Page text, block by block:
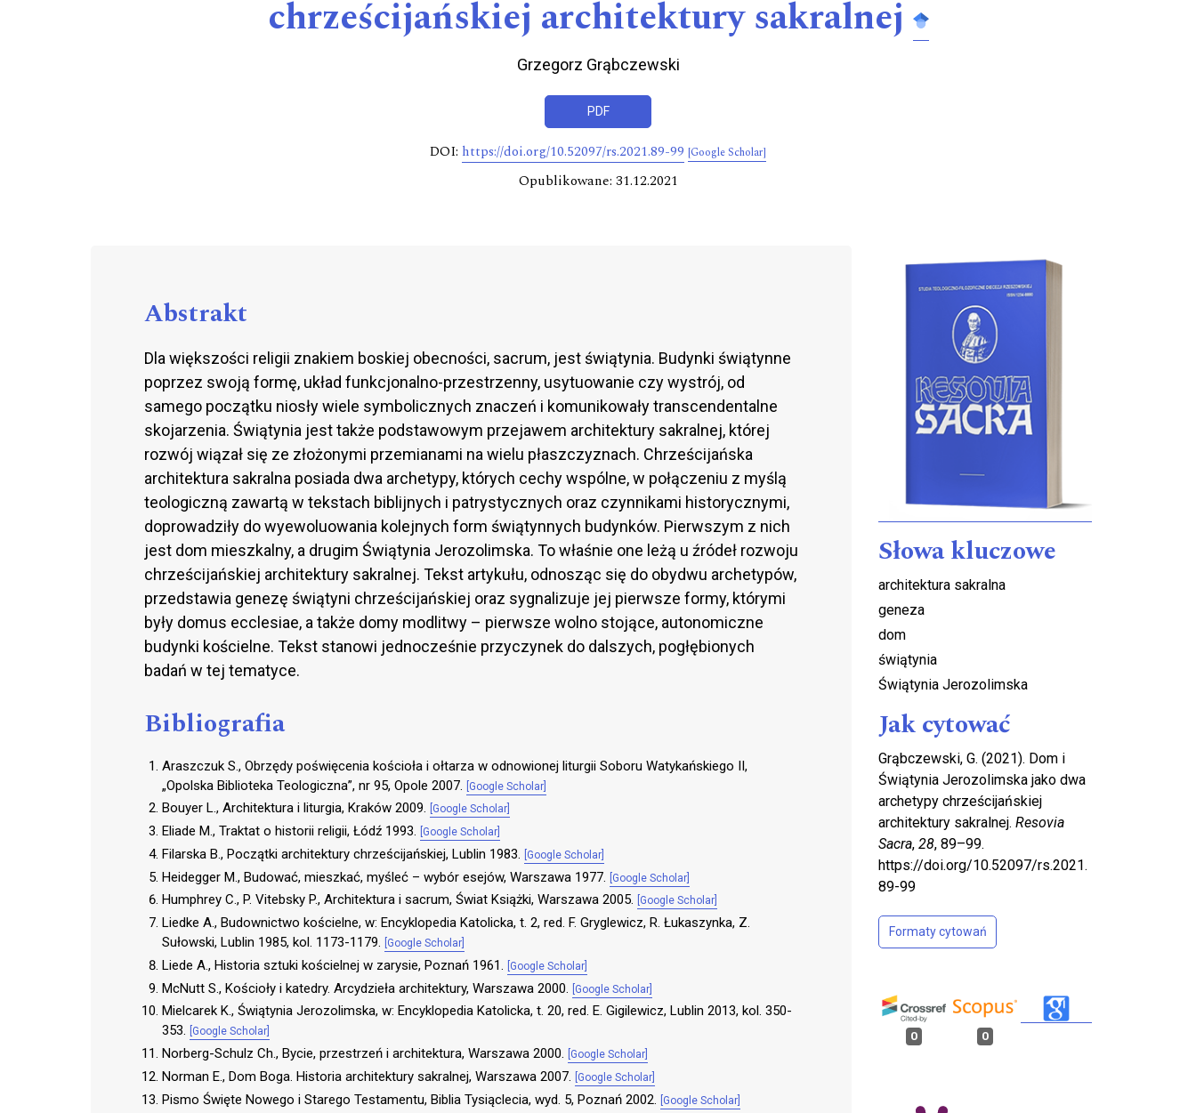
chrześcijańskiej architektury sakralnej
Grzegorz Grąbczewski
PDF
DOI: https://doi.org/10.52097/rs.2021.89-99 [Google Scholar]
Opublikowane: 31.12.2021
Abstrakt
Dla większości religii znakiem boskiej obecności, sacrum, jest świątynia. Budynki świątynne
poprzez swoją formę, układ funkcjonalno-przestrzenny, usytuowanie czy wystrój, od
samego początku niosły wiele symbolicznych znaczeń i komunikowały transcendentalne
skojarzenia. Świątynia jest także podstawowym przejawem architektury sakralnej, której
rozwój wiązał się ze złożonymi przemianami na wielu płaszczyznach. Chrześcijańska
architektura sakralna posiada dwa archetypy, których cechy wspólne, w połączeniu z myślą
teologiczną zawartą w tekstach biblijnych i patrystycznych oraz czynnikami historycznymi,
doprowadziły do wyewoluowania kolejnych form świątynnych budynków. Pierwszym z nich
jest dom mieszkalny, a drugim Świątynia Jerozolimska. To właśnie one leżą u źródeł rozwoju
chrześcijańskiej architektury sakralnej. Tekst artykułu, odnosząc się do obydwu archetypów,
przedstawia genezę świątyni chrześcijańskiej oraz sygnalizuje jej pierwsze formy, którymi
były domus ecclesiae, a także domy modlitwy – pierwsze wolno stojące, autonomiczne
budynki kościelne. Tekst stanowi jednocześnie przyczynek do dalszych, pogłębionych
badań w tej tematyce.
Bibliografia
Araszczuk S., Obrzędy poświęcenia kościoła i ołtarza w odnowionej liturgii Soboru Watykańskiego II,
„Opolska Biblioteka Teologiczna”, nr 95, Opole 2007.
[Google Scholar]
Bouyer L., Architektura i liturgia, Kraków 2009. [Google Scholar]
Eliade M., Traktat o historii religii, Łódź 1993. [Google Scholar]
Filarska B., Początki architektury chrześcijańskiej, Lublin 1983. [Google Scholar]
Heidegger M., Budować, mieszkać, myśleć – wybór esejów, Warszawa 1977. [Google Scholar]
Humphrey C., P. Vitebsky P., Architektura i sacrum, Świat Książki, Warszawa 2005. [Google Scholar]
Liedke A., Budownictwo kościelne, w: Encyklopedia Katolicka, t. 2, red. F. Gryglewicz, R. Łukaszynka, Z.
Sułowski, Lublin 1985, kol. 1173-1179.
[Google Scholar]
Liede A., Historia sztuki kościelnej w zarysie, Poznań 1961. [Google Scholar]
McNutt S., Kościoły i katedry. Arcydzieła architektury, Warszawa 2000. [Google Scholar]
Mielcarek K., Świątynia Jerozolimska, w: Encyklopedia Katolicka, t. 20, red. E. Gigilewicz, Lublin 2013, kol. 350-
353.
[Google Scholar]
Norberg-Schulz Ch., Bycie, przestrzeń i architektura, Warszawa 2000. [Google Scholar]
Norman E., Dom Boga. Historia architektury sakralnej, Warszawa 2007. [Google Scholar]
Pismo Święte Nowego i Starego Testamentu, Biblia Tysiąclecia, wyd. 5, Poznań 2002. [Google Scholar]
Cover image
Słowa kluczowe
architektura sakralna
geneza
dom
świątynia
Świątynia Jerozolimska
Jak cytować
Grąbczewski, G. (2021). Dom i
Świątynia Jerozolimska jako dwa
archetypy chrześcijańskiej
architektury sakralnej. Resovia
Sacra, 28, 89–99.
https://doi.org/10.52097/rs.2021.
89-99
Formaty cytowań
0 0